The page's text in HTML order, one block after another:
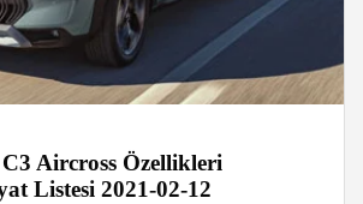
Aircross Özellikleri
Listesi 2021-02-12